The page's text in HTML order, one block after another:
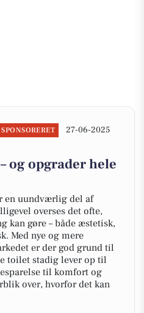
SPONSORERET
27-06-2025
og opgrader hele
en uundværlig del af
overses det ofte,
kan gøre – både æstetisk,
Med nye og mere
er der god grund til
toilet stadig lever op til
til komfort og
over, hvorfor det kan